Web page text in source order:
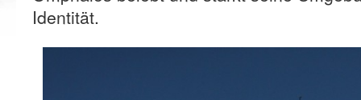
Identität.